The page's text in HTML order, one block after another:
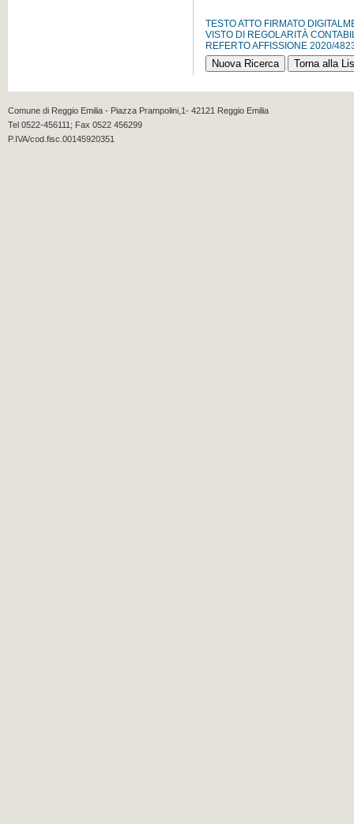
TESTO ATTO FIRMATO
VISTO DI REGOLARITÀ
REFERTO AFFISSIONE 2020/
Comune di Reggio Emilia - Piazza Prampolini,1- 42121 Reggio Emilia
Tel 0522-456111; Fax 0522 456299
P.IVA/cod.fisc.00145920351